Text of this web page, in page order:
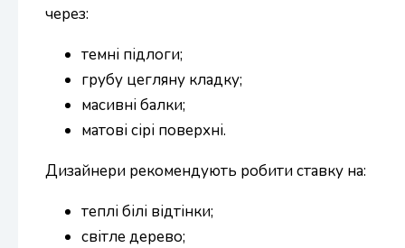
через:
темні підлоги;
грубу цегляну кладку;
масивні балки;
матові сірі поверхні.
Дизайнери рекомендують робити ставку на:
теплі білі відтінки;
світле дерево;